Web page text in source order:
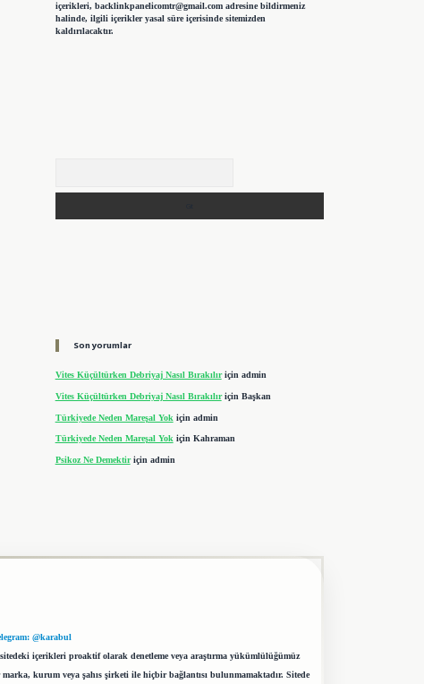
içerikleri, backlinkpanelicomtr@gmail.comadresine bildirmeniz
halinde, ilgili içerikler yasal süre içerisinde sitemizden
kaldırılacaktır.
Son yorumlar
Vites Küçültürken Debriyaj Nasıl Bırakılıriçin admin
Vites Küçültürken Debriyaj Nasıl Bırakılıriçin Başkan
Türkiyede Neden Mareşal Yok için admin
Türkiyede Neden Mareşal Yok için Kahraman
Psikoz Ne Demektiriçin admin
@karabul
içerikleri proaktif olarak denetleme veya araştırma yükümlülüğümüz
kurum veya şahıs şirketi ile hiçbir bağlantısı bulunmamaktadır. Sitede